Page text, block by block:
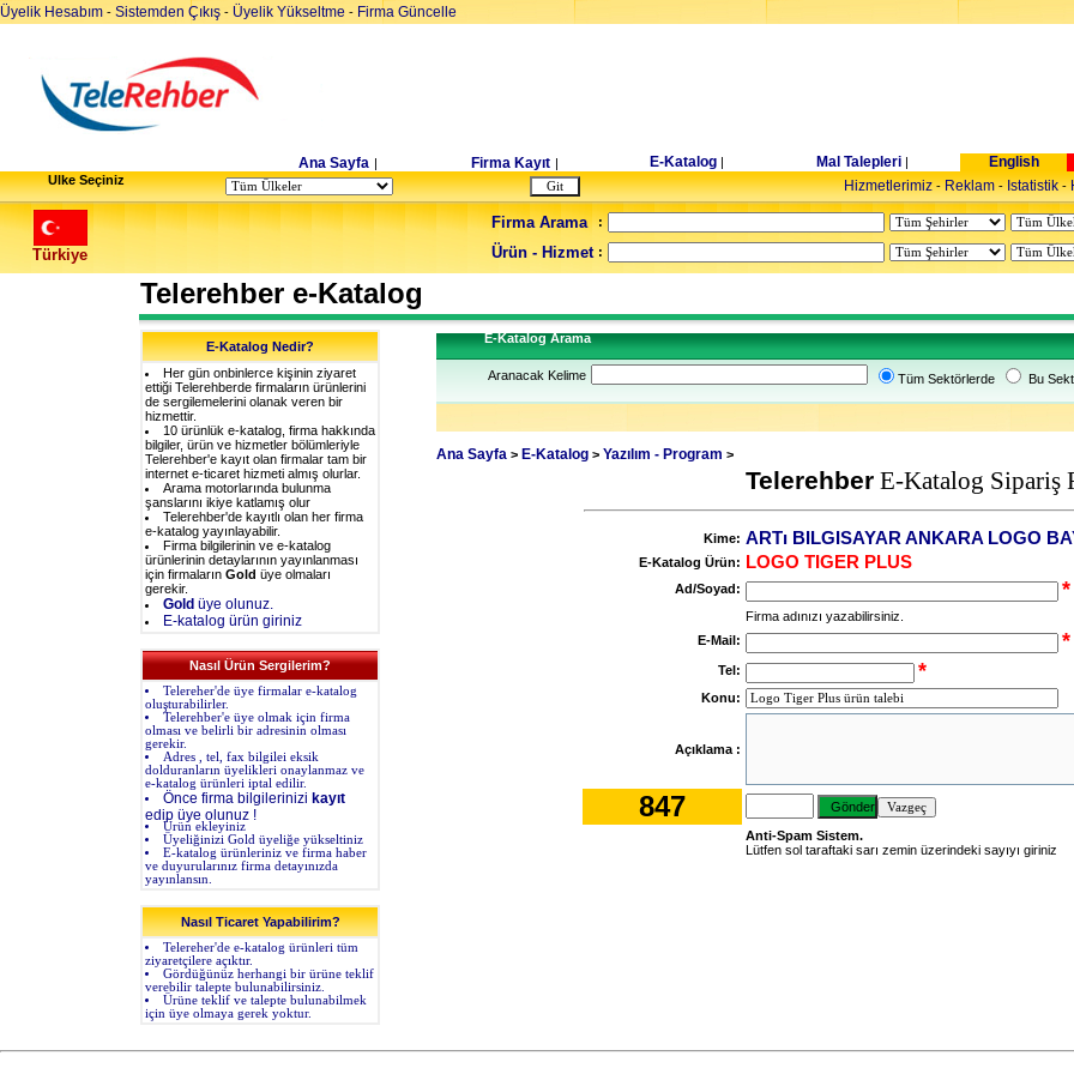
Üyelik Hesabım - Sistemden Çıkış - Üyelik Yükseltme - Firma Güncelle
Ana Sayfa | Firma Kayıt | E-Katalog| Mal Talepleri | English
Ulke Seçiniz Hizmetlerimiz-Reklam-Istatistik-
Türkiye
Firma Arama :
Ürün - Hizmet :
Telerehber e-Katalog
E-Katalog Nedir?
Her gün onbinlerce kişinin ziyaret
ettiği Telerehberde firmaların ürünlerini
de sergilemelerini olanak veren bir
hizmettir.
10 ürünlük e-katalog, firma hakkında
bilgiler, ürün ve hizmetler bölümleriyle
Telerehber'e kayıt olan firmalar tam bir
internet e-ticaret hizmeti almış olurlar.
Arama motorlarında bulunma
şanslarını ikiye katlamış olur
Telerehber'de kayıtlı olan her firma
e-katalog yayınlayabilir.
Firma bilgilerinin ve e-katalog
ürünlerinin detaylarının yayınlanması
için firmaların Gold üye olmaları
gerekir.
Gold üye olunuz.
E-katalog ürün giriniz
Nasıl Ürün Sergilerim?
Telereher'de üye firmalar e-katalog
oluşturabilirler.
Telerehber'e üye olmak için firma
olması ve belirli bir adresinin olması
gerekir.
Adres , tel, fax bilgilei eksik
dolduranların üyelikleri onaylanmaz ve
e-katalog ürünleri iptal edilir.
Önce firma bilgilerinizi kayıt
edip üye olunuz !
Ürün ekleyiniz
Üyeliğinizi Gold üyeliğe yükseltiniz
E-katalog ürünleriniz ve firma haber
ve duyurularınız firma detayınızda
yayınlansın.
Nasıl Ticaret Yapabilirim?
Telereher'de e-katalog ürünleri tüm
ziyaretçilere açıktır.
Gördüğünüz herhangi bir ürüne teklif
verebilir talepte bulunabilirsiniz.
Ürüne teklif ve talepte bulunabilmek
için üye olmaya gerek yoktur.
E-Katalog Arama
Aranacak Kelime Tüm Sektörlerde Bu
Ana Sayfa > E-Katalog> Yazılım - Program >
TelerehberE-Katalog Sipariş
Kime: ARTı BILGISAYAR ANKARA LOGO
E-Katalog Ürün: LOGO TIGER PLUS
Ad/Soyad: *
Firma adınızı yazabilirsiniz.
E-Mail:
*
Tel: *
Konu:
Açıklama :
847
Anti-Spam Sistem.
Lütfen sol taraftaki sarı zemin üzerindeki sayıyı giriniz